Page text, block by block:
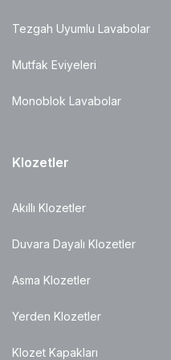
Tezgah Uyumlu Lavabolar
Mutfak Eviyeleri
Monoblok Lavabolar
Klozetler
Akıllı Klozetler
Duvara Dayalı Klozetler
Asma Klozetler
Yerden Klozetler
Klozet Kapakları